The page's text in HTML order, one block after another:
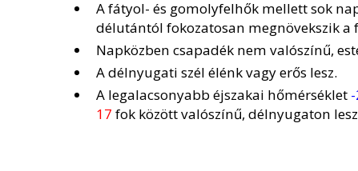
A fátyol- és gomolyfelhők mellett sok
délutántól fokozatosan megnövekszik a
Napközben csapadék nem valószínű,
A délnyugati szél élénk vagy erős lesz.
A legalacsonyabb éjszakai hőmérséklet
17 fok között valószínű, délnyugaton